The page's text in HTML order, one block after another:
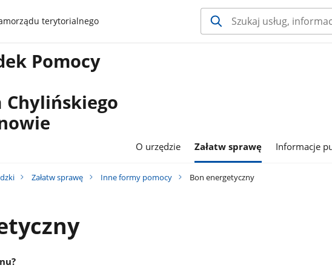
terytorialnego
Pomocy
Chylińskiego
O urzędzie Załatw sprawę Informacje
Załatw sprawę Inne formy pomocy Bon energetyczny